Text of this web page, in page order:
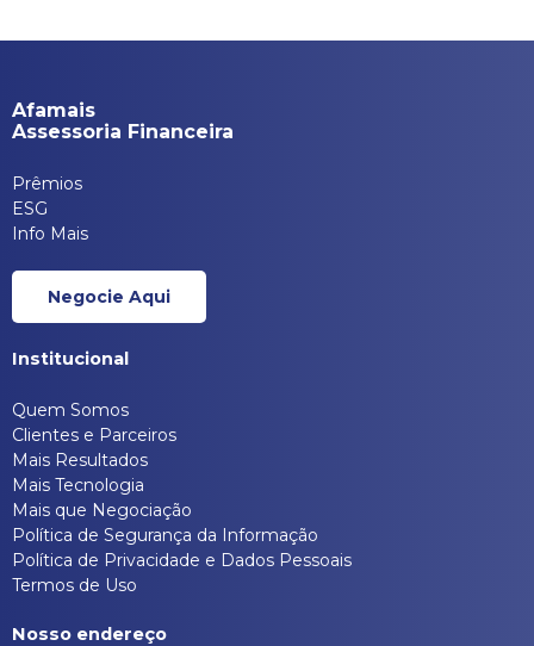
Afamais
Assessoria Financeira
Prêmios
ESG
Info Mais
Negocie Aqui
Institucional
Quem Somos
Clientes e Parceiros
Mais Resultados
Mais Tecnologia
Mais que Negociação
Política de Segurança da Informação
Política de Privacidade e Dados Pessoais
Termos de Uso
Nosso endereço